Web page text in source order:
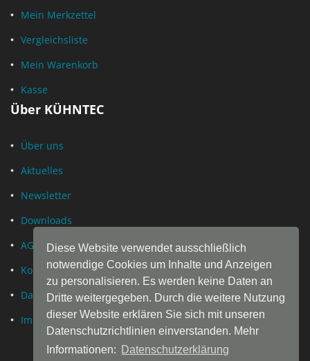
Diese Website verwendet ausschließlich
notwendige Cookies um Inhalte und Anzeigen
zu personalisieren. Es werden keine Daten an
Dritte weitergegeben. Durch die weitere Nutzung
dieser Website erklären Sie sich mit unseren
Datenschutzrichtlinien einverstanden. Mehr
Informationen:
Datenschutzerklärung
Mein Merkzettel
Vergleichsliste
Mein Warenkorb
Kasse
Über KÜHNTEC
Über uns
Aktuelles
Newsletter
Downloads
AGB
Kontakt
Datenschutz
Impressum